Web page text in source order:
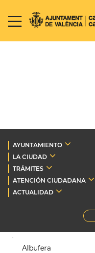
AYUNTAMIENTO
LA CIUDAD
TRÁMITES
ATENCIÓN CIUDADANA
ACTUALIDAD
Albufera